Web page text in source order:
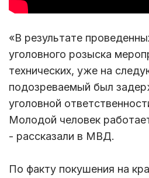
«В результате
уголовного розыска
технических, уже на
подозреваемый был
уголовной
Молодой человек
- рассказали в МВД.
По факту покушения на